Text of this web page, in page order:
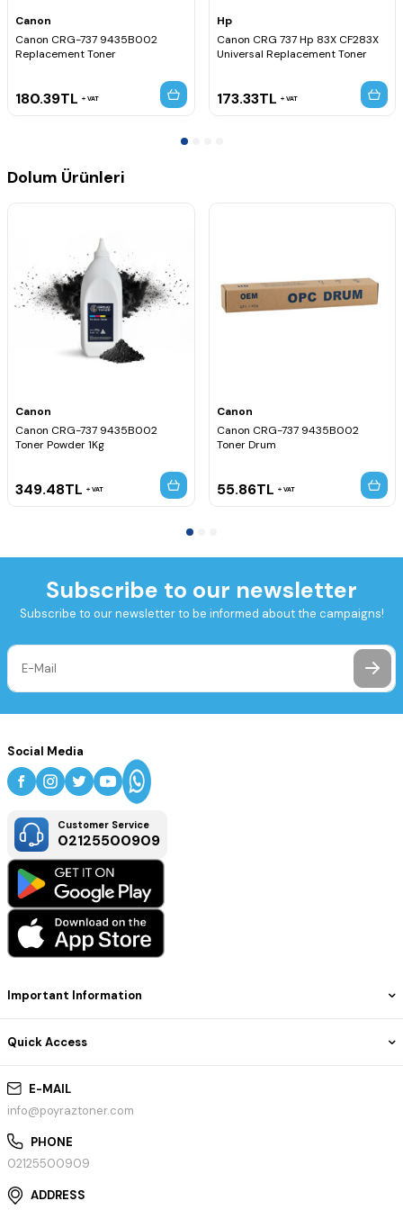
Canon
Canon CRG-737 9435B002
Replacement Toner
180.39TL VAT
Hp
Canon CRG 737 Hp 83X CF283X
Universal Replacement Toner
173.33TL VAT
Dolum Ürünleri
Canon
Canon CRG-737 9435B002
Toner Powder 1Kg
349.48TL VAT
Canon
Canon CRG-737 9435B002
Toner Drum
55.86TL VAT
Subscribe to our newsletter
Subscribe to our newsletter to be informed about the campaigns!
E-MAIL
info@poyraztoner.com
PHONE
02125500909
ADDRESS
Important Information
Quick Access
Social Media
Customer Service
02125500909